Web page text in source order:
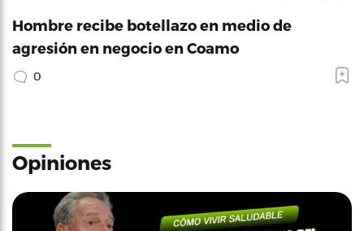
Hombre recibe botellazo en medio de
agresión en negocio en Coamo
0
Opiniones